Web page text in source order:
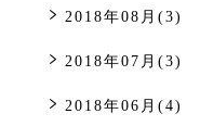
2018年08月(3)
2018年07月(3)
2018年06月(4)